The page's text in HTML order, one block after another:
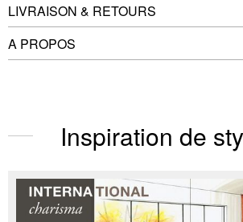
LIVRAISON & RETOURS
A PROPOS
Inspiration de